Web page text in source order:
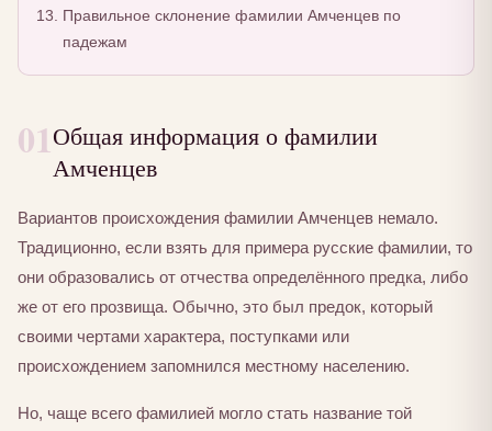
Правильное склонение фамилии Амченцев по
падежам
01Общая информация о фамилии
Амченцев
Вариантов происхождения фамилии Амченцев немало.
Традиционно, если взять для примера русские фамилии, то
они образовались от отчества определённого предка, либо
же от его прозвища. Обычно, это был предок, который
своими чертами характера, поступками или
происхождением запомнился местному населению.
Но, чаще всего фамилией могло стать название той